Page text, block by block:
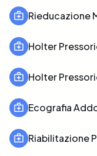
Rieducazione
Holter
Holter
Ecografia
Riabilitazione